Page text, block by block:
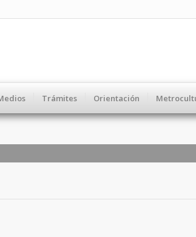
Trámites Orientación